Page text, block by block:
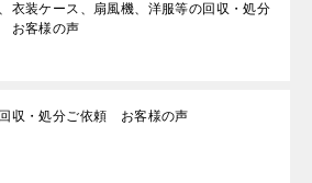
衣装ケース、扇風機、洋服等の回収・処分
お客様の声
収・処分ご依頼 お客様の声